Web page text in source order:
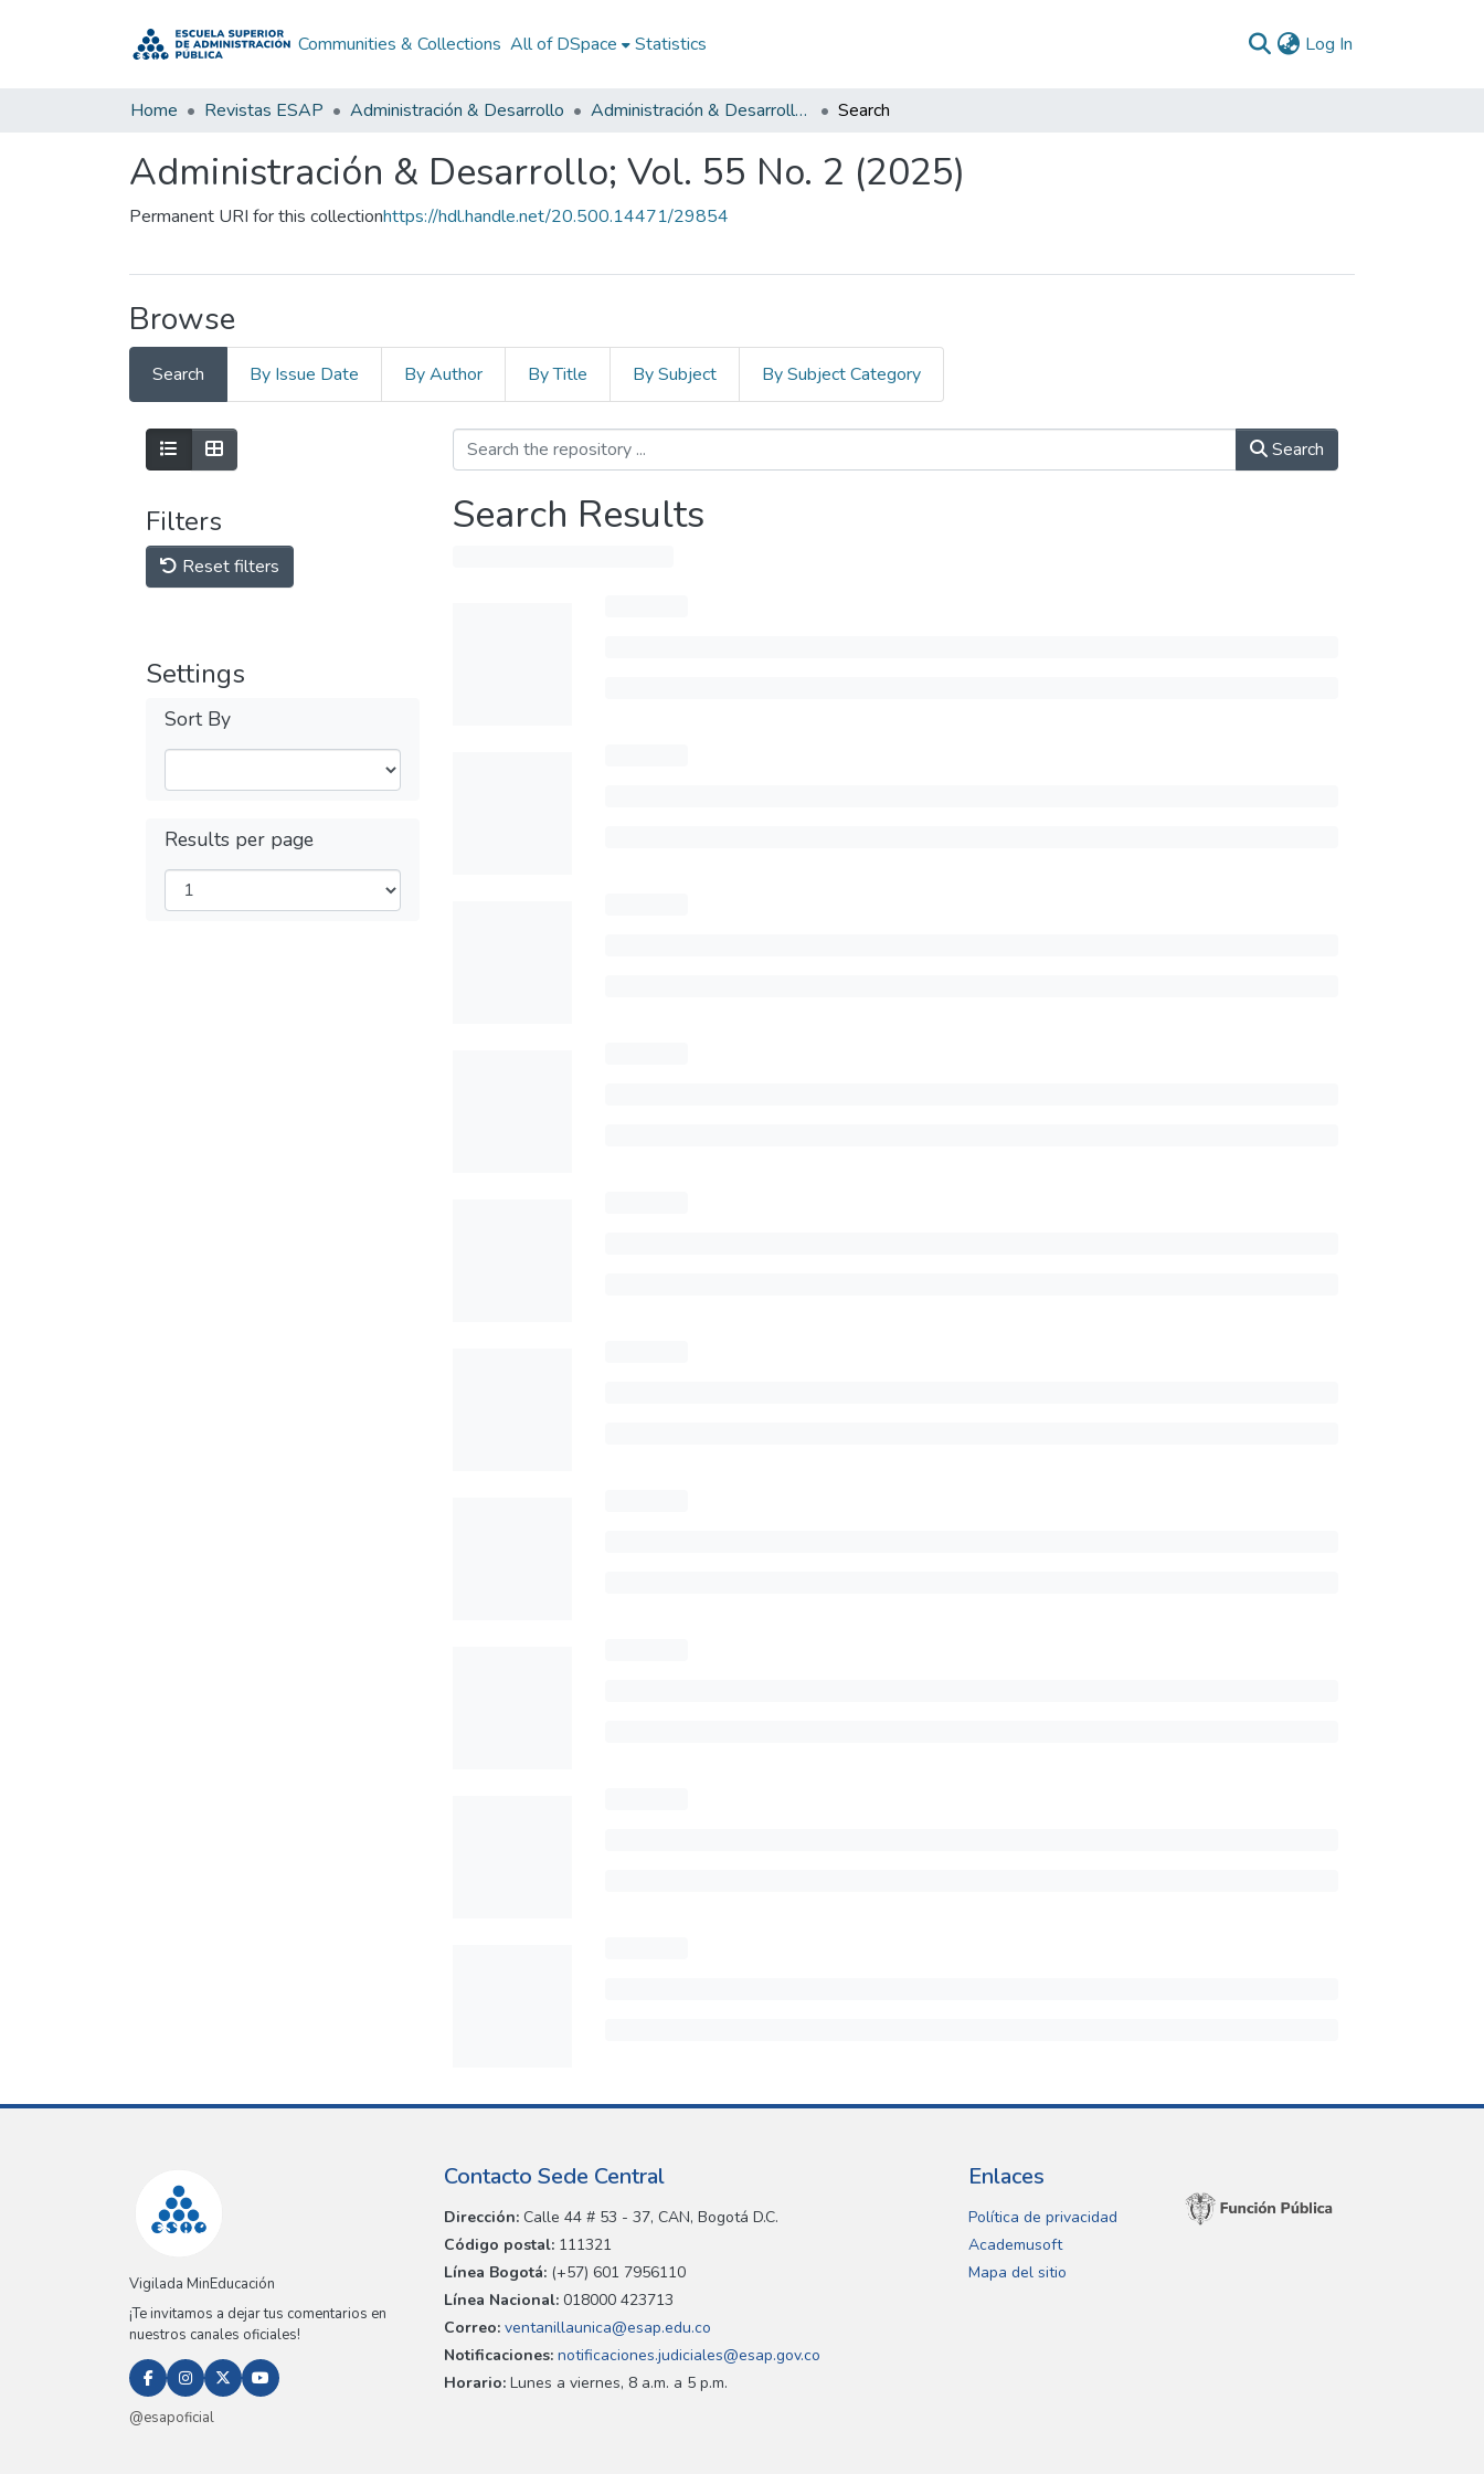
Communities & Collections All of DSpace Statistics Log In
Home Revistas ESAP Administración & Desarrollo Administración & Desarrollo; Vol. 55 No. 2 (2025) Search
Administración & Desarrollo; Vol. 55 No. 2 (2025)
Permanent URI for this collectionhttps://hdl.handle.net/20.500.14471/29854
Browse
Search By Issue Date By Author By Title By Subject By Subject Category
Filters
Reset filters
Settings
Sort By
Results per page
Search
Search Results
Vigilada MinEducación
¡Te invitamos a dejar tus comentarios en
nuestros canales oficiales!
@esapoficial
Contacto Sede Central
Dirección: Calle 44 # 53 - 37, CAN, Bogotá D.C.
Código postal: 111321
Línea Bogotá: (+57) 601 7956110
Línea Nacional: 018000 423713
Correo: ventanillaunica@esap.edu.co
Notificaciones: notificaciones.judiciales@esap.gov.co
Horario: Lunes a viernes, 8 a.m. a 5 p.m.
Enlaces
Política de privacidad
Academusoft
Mapa del sitio